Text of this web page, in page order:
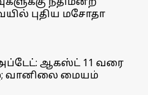
நீதிமன்ற
புதிய மசோதா
ஆகஸ்ட் 11 வரை
வானிலை மையம்